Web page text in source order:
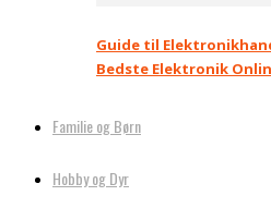
Guide til
Bedste Elektronik
Familie og Børn
Hobby og Dyr